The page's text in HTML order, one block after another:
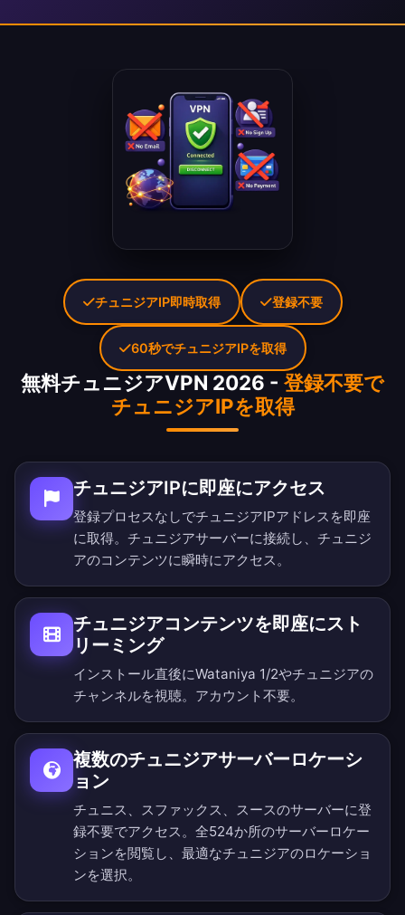
無料チュニジアVPN 2026 - 登録不要で
チュニジアIPを取得
チュニジアIPに即座にアクセス
登録プロセスなしでチュニジアIPアドレスを即座
に取得。チュニジアサーバーに接続し、チュニジ
アのコンテンツに瞬時にアクセス。
チュニジアコンテンツを即座にスト
リーミング
インストール直後にWataniya 1/2やチュニジアの
チャンネルを視聴。アカウント不要。
複数のチュニジアサーバーロケーシ
ョン
チュニス、スファックス、スースのサーバーに登
録不要でアクセス。 全524か所のサーバーロケー
ションを閲覧し、最適なチュニジアのロケーショ
ンを選択。
チュニジアIP即時取得 登録不要
60秒でチュニジアIPを取得